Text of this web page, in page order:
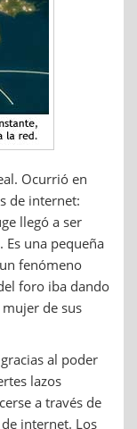
Ocurrió en
de internet:
llegó a ser
una pequeña
fenómeno
foro iba dando
de sus
al poder
lazos
a través de
internet. Los